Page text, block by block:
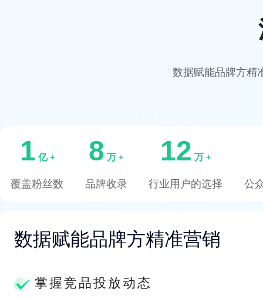
数据赋能品牌方精
1 亿 +
覆盖粉丝数
8 万 +
品牌收录
12 万 +
行业用户的选择 公
数据赋能品牌方精准营销
掌握竞品投放动态